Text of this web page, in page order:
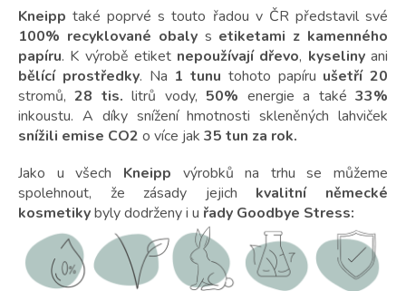
Kneipptaké poprvé s touto řadou v ČR představil své
100% recyklované obalys etiketami z kamenného
papíru. K výrobě etiket nepoužívají dřevo, kyselinyani
bělící prostředky. Na 1 tunu tohoto papíru ušetří 20
stromů,28 tis. litrů vody, 50% energie a také33%
inkoustu. A díky snížení hmotnosti skleněných lahviček
snížili emise CO2 o více jak 35 tun za rok.
Jako u všech Kneipp výrobků na trhu se můžeme
spolehnout, že zásady jejich kvalitní německé
kosmetikybyly dodrženy i u řady Goodbye Stress: